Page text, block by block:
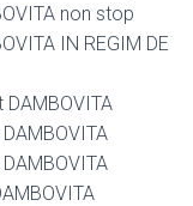
non stop
IN REGIM DE